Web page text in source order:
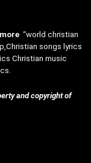
“world christian
songs lyrics
Christian music
and copyright of